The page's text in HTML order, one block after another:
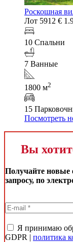
Роскошная
Лот 5912 €
10 Спальни
7 Ванные
1800 м2
15
Посмотреть
Вы
Получайте новые
запросу, по
Я принимаю
GDPR | политика